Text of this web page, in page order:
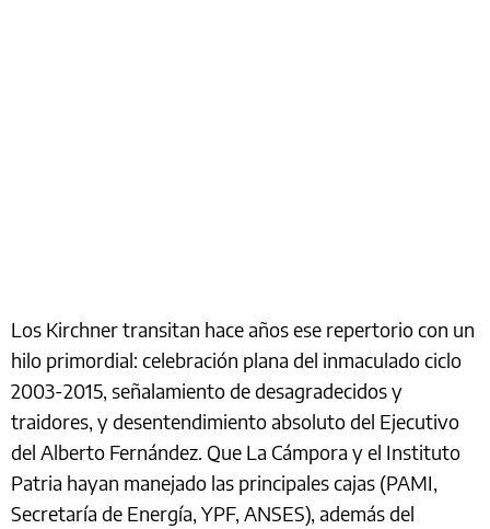
Los Kirchner transitan hace años ese repertorio con un
hilo primordial: celebración plana del inmaculado ciclo
2003-2015, señalamiento de desagradecidos y
traidores, y desentendimiento absoluto del Ejecutivo
del Alberto Fernández. Que La Cámpora y el Instituto
Patria hayan manejado las principales cajas (PAMI,
Secretaría de Energía, YPF, ANSES), además del